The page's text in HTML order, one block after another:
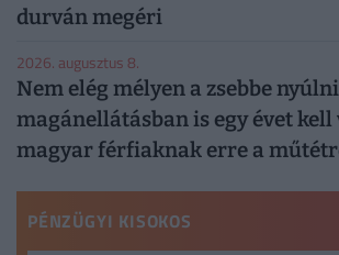
durván megéri
2026. augusztus 8.
Nem elég mélyen a zsebbe
magánellátásban is egy évet kell
magyar férfiaknak erre a
PÉNZÜGYI KISOKOS